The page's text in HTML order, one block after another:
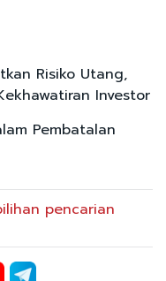
Risiko Utang,
Investor
Pembatalan
pencarian